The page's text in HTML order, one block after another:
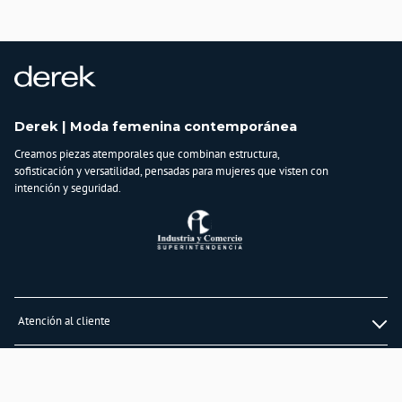
Cuidado y Lavado
Usar biovarsol para manchas especificas, limpiar con un paño humedo, no usar
Composición:
100% POLIESTER
Derek | Moda femenina contemporánea
Creamos piezas atemporales que combinan estructura,
sofisticación y versatilidad, pensadas para mujeres que visten con
intención y seguridad.
Atención al cliente